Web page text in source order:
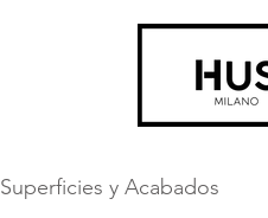
Superficies y Acabados